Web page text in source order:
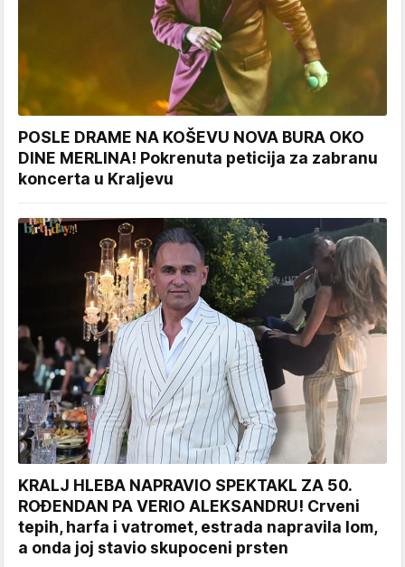
POSLE DRAME NA KOŠEVU NOVA BURA OKO
DINE MERLINA! Pokrenuta peticija za zabranu
koncerta u Kraljevu
KRALJ HLEBA NAPRAVIO SPEKTAKL ZA 50.
ROĐENDAN PA VERIO ALEKSANDRU! Crveni
tepih, harfa i vatromet, estrada napravila lom,
a onda joj stavio skupoceni prsten